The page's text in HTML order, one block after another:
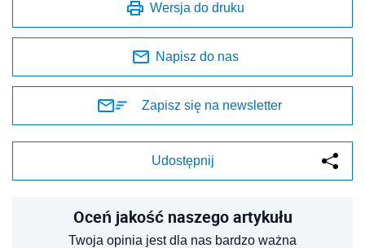
Wersja do druku
Napisz do nas
Zapisz się na newsletter
Udostępnij
Oceń jakość naszego artykułu
Twoja opinia jest dla nas bardzo ważna